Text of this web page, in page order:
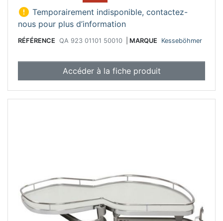
 Temporairement indisponible, contactez-
nous pour plus d’information
RÉFÉRENCE QA 923 01101 50010 MARQUE Kesseböhmer
Accéder à la fiche produit